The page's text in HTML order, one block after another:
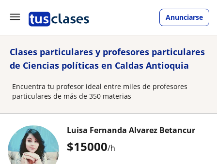
Anunciarse
Clases particulares y profesores particulares
de Ciencias políticas en Caldas Antioquia
Encuentra tu profesor ideal entre miles de profesores
particulares de más de 350 materias
$15000/h
Luisa Fernanda Alvarez Betancur